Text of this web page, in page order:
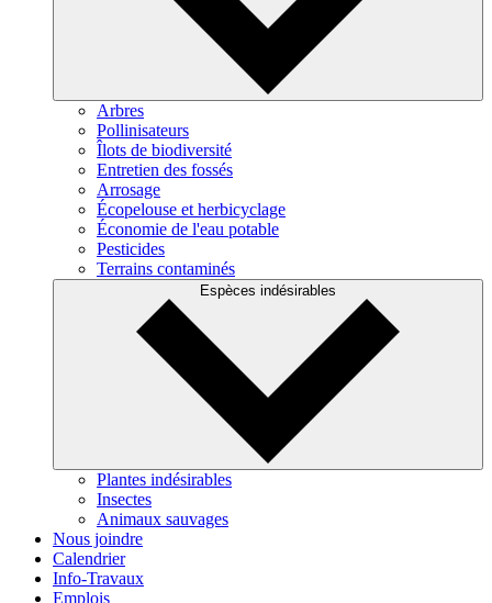
Arbres
Pollinisateurs
Îlots de biodiversité
Entretien des fossés
Arrosage
Écopelouse et herbicyclage
Économie de l'eau potable
Pesticides
Terrains contaminés
Espèces indésirables
Plantes indésirables
Insectes
Animaux sauvages
Nous joindre
Calendrier
Info-Travaux
Emplois